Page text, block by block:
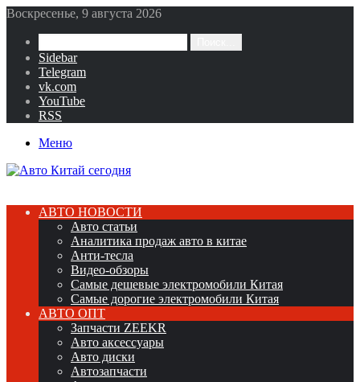
Воскресенье, 9 августа 2026
Sidebar
Telegram
vk.com
YouTube
RSS
Меню
АВТО НОВОСТИ
Авто статьи
Аналитика продаж авто в китае
Анти-тесла
Видео-обзоры
Самые дешевые электромобили Китая
Самые дорогие электромобили Китая
АВТО ОПТ
Запчасти ZEEKR
Авто аксессуары
Авто диски
Автозапчасти